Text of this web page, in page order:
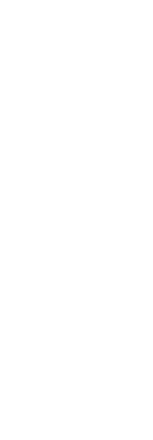
специальной